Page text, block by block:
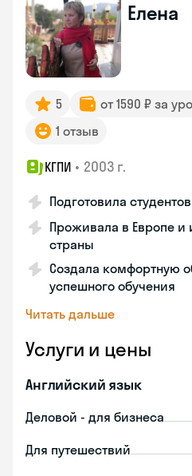
Елена
5 от 1590 ₽ за
1 отзыв
КГПИ • 2003 г.
Подготовила
Проживала в Европе и
страны
Создала комфортную
успешного обучения
Читать дальше
Услуги и цены
Английский язык
Деловой - для бизнеса
Для путешествий